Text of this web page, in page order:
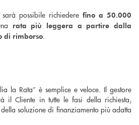
possibile richiedere fino a 50.000
rata più leggera a partire dalla
di rimborso.
la Rata” è semplice e veloce. Il gestore
il Cliente in tutte le fasi della richiesta,
soluzione di finanziamento più adatta